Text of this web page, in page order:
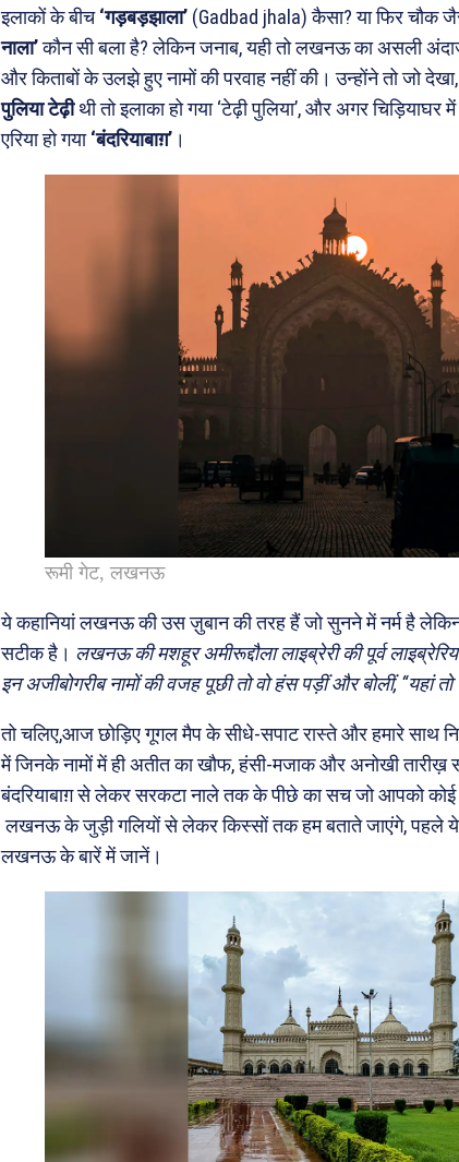
इलाकों के बीच‘गड़बड़झाला’ (Gadbad jhala) कैसा? या फिर चौक
नाला’कौन सी बला है? लेकिन जनाब, यही तो लखनऊ का असली
और किताबों के उलझे हुए नामों की परवाह नहीं की। उन्होंने तो जो
पुलिया टेढ़ीथी तो इलाका हो गया ‘टेढ़ी पुलिया’, और अगर चिड़ियाघर
एरिया हो गया‘बंदरियाबाग़’ ।
रूमी गेट, लखनऊ
ये कहानियां लखनऊ की उस ज़ुबान की तरह हैं जो सुनने में नर्म है
सटीक है। लखनऊ की मशहूर अमीरूद्दौला लाइब्रेरी की पूर्व
इन अजीबोगरीब नामों की वजह पूछी तो वो हंस पड़ीं और बोलीं, “यहां तो
तो चलिए,आज छोड़िए गूगल मैप के सीधे-सपाट रास्ते और हमारे साथ
में जिनके नामों में ही अतीत का खौफ, हंसी-मजाक और अनोखी
बंदरियाबाग़ से लेकर सरकटा नाले तक के पीछे का सच जो आपको कोई
लखनऊ के जुड़ी गलियों से लेकर किस्सों तक हम बताते जाएंगे, पहले
लखनऊ के बारें में जानें।